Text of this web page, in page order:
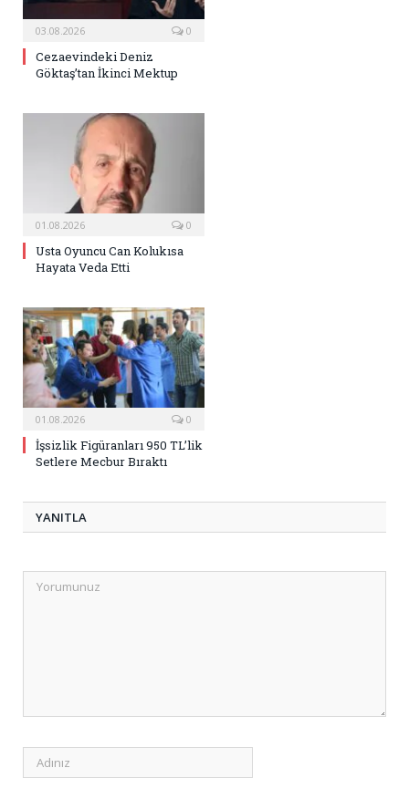
03.08.2026 0
Cezaevindeki Deniz
Göktaş’tan İkinci Mektup
01.08.2026 0
Usta Oyuncu Can Kolukısa
Hayata Veda Etti
01.08.2026 0
İşsizlik Figüranları 950 TL’lik
Setlere Mecbur Bıraktı
YANITLA